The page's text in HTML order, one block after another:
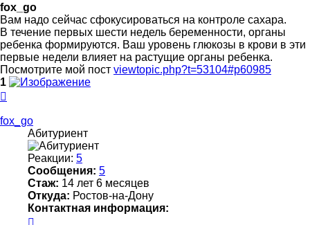
fox_go
Вам надо сейчас сфокусироваться на контроле сахара.
В течение первых шести недель беременности, органы
ребенка формируются. Ваш уровень глюкозы в крови в эти
первые недели влияет на растущие органы ребенка.
Посмотрите мой пост viewtopic.php?t=53104#p60985
1
началу
fox_go
Абитуриент
Реакции: 5
Сообщения: 5
Стаж: 14 лет 6 месяцев
Откуда: Ростов-на-Дону
Контактная информация: